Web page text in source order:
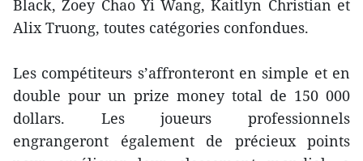
Black, Zoey Chao Yi Wang, Kaitlyn Christian et
Alix Truong, toutes catégories confondues.
Les compétiteurs s’affronteront en simple et en
double pour un prize money total de 150 000
dollars. Les joueurs professionnels
engrangeront également de précieux points